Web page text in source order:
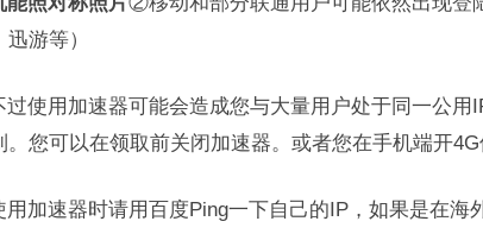
游等）
使用加速器可能会造成您与大量用户处于同一公用
。您可以在领取前关闭加速器。或者您在手机端开4G
加速器时请用百度Ping一下自己的IP，如果是在海